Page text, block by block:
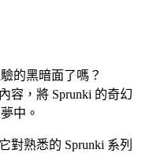
的黑暗面了嗎？
容，將 Sprunki 的奇幻
中。
對熟悉的 Sprunki 系列